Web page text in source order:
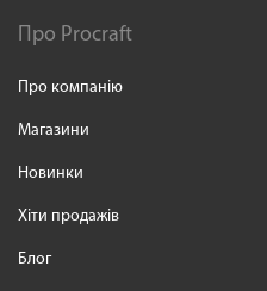
Про Procraft
Про компанію
Магазини
Новинки
Хіти продажів
Блог